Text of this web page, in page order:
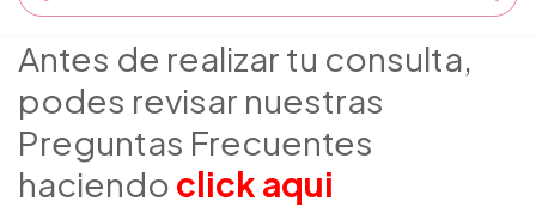
Antes de realizar tu consulta,
podes revisar nuestras
Preguntas Frecuentes
haciendo click aqui